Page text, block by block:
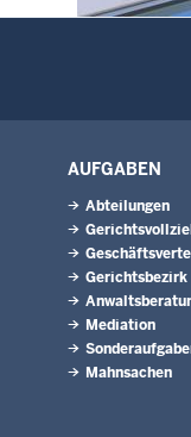
AUFGABEN
Abteilungen
Gerichtsbezirk
Mediation
Mahnsachen